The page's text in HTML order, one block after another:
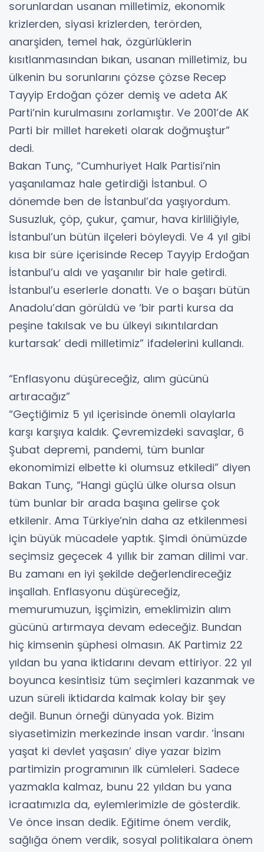
sorunlardan usanan milletimiz, ekonomik
krizlerden, siyasi krizlerden, terörden,
anarşiden, temel hak, özgürlüklerin
kısıtlanmasından bıkan, usanan milletimiz, bu
ülkenin bu sorunlarını çözse çözse Recep
Tayyip Erdoğan çözer demiş ve adeta AK
Parti’nin kurulmasını zorlamıştır. Ve 2001’de AK
Parti bir millet hareketi olarak doğmuştur”
dedi.
Bakan Tunç, “Cumhuriyet Halk Partisi’nin
yaşanılamaz hale getirdiği İstanbul. O
dönemde ben de İstanbul’da yaşıyordum.
Susuzluk, çöp, çukur, çamur, hava kirliliğiyle,
İstanbul’un bütün ilçeleri böyleydi. Ve 4 yıl gibi
kısa bir süre içerisinde Recep Tayyip Erdoğan
İstanbul’u aldı ve yaşanılır bir hale getirdi.
İstanbul’u eserlerle donattı. Ve o başarı bütün
Anadolu’dan görüldü ve ‘bir parti kursa da
peşine takılsak ve bu ülkeyi sıkıntılardan
kurtarsak’ dedi milletimiz” ifadelerini kullandı.
“Enflasyonu düşüreceğiz, alım gücünü
artıracağız”
“Geçtiğimiz 5 yıl içerisinde önemli olaylarla
karşı karşıya kaldık. Çevremizdeki savaşlar, 6
Şubat depremi, pandemi, tüm bunlar
ekonomimizi elbette ki olumsuz etkiledi” diyen
Bakan Tunç, “Hangi güçlü ülke olursa olsun
tüm bunlar bir arada başına gelirse çok
etkilenir. Ama Türkiye’nin daha az etkilenmesi
için büyük mücadele yaptık. Şimdi önümüzde
seçimsiz geçecek 4 yıllık bir zaman dilimi var.
Bu zamanı en iyi şekilde değerlendireceğiz
inşallah. Enflasyonu düşüreceğiz,
memurumuzun, işçimizin, emeklimizin alım
gücünü artırmaya devam edeceğiz. Bundan
hiç kimsenin şüphesi olmasın. AK Partimiz 22
yıldan bu yana iktidarını devam ettiriyor. 22 yıl
boyunca kesintisiz tüm seçimleri kazanmak ve
uzun süreli iktidarda kalmak kolay bir şey
değil. Bunun örneği dünyada yok. Bizim
siyasetimizin merkezinde insan vardır. ’İnsanı
yaşat ki devlet yaşasın’ diye yazar bizim
partimizin programının ilk cümleleri. Sadece
yazmakla kalmaz, bunu 22 yıldan bu yana
icraatımızla da, eylemlerimizle de gösterdik.
Ve önce insan dedik. Eğitime önem verdik,
sağlığa önem verdik, sosyal politikalara önem